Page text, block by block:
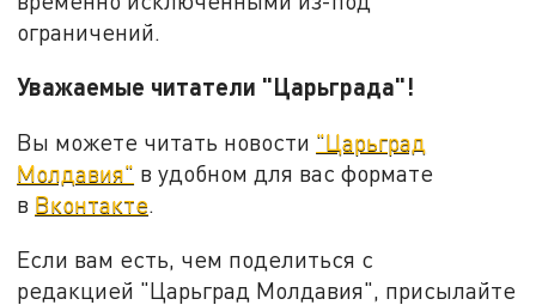
ограничений.
Уважаемые читатели "Царьграда"!
Вы можете читать новости "Царьград
Молдавия" в удобном для вас формате
в Вконтакте.
Если вам есть, чем поделиться с
редакцией "Царьград Молдавия", присылайте